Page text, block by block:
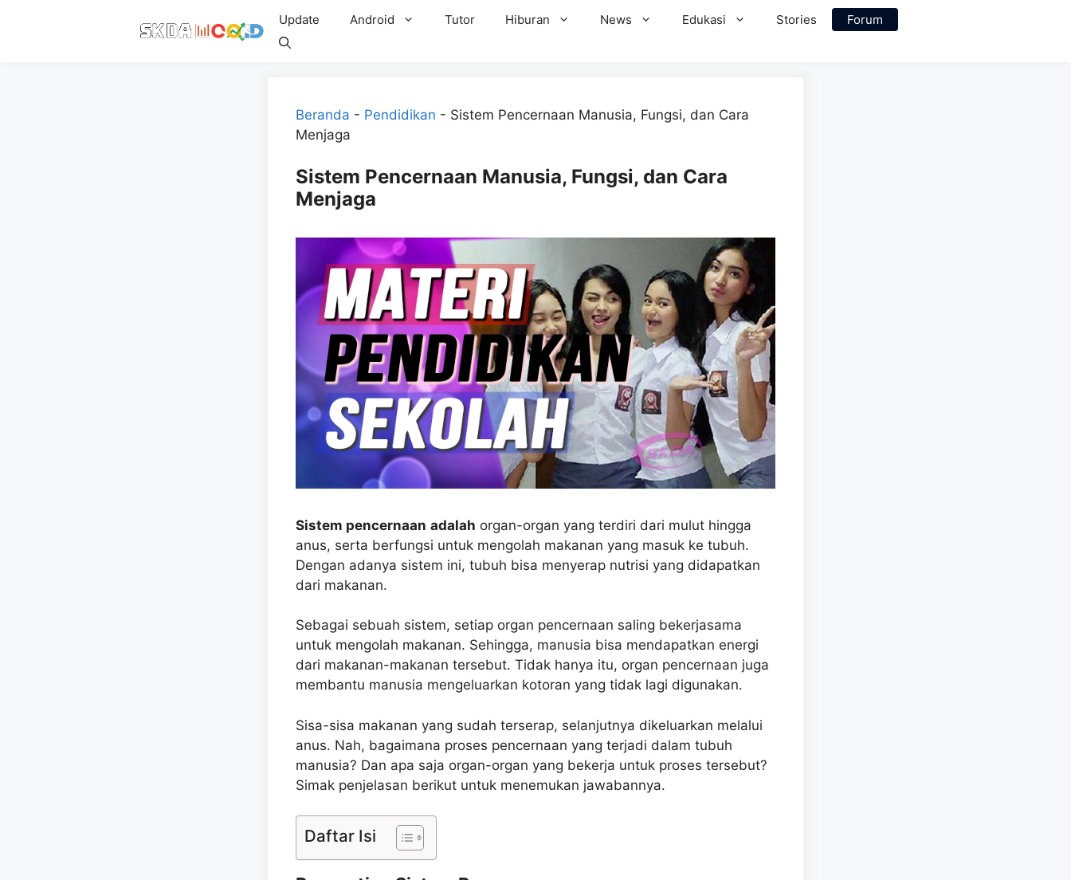
Update Android Tutor Hiburan News Edukasi Stories Forum
Beranda - Pendidikan - Sistem Pencernaan Manusia, Fungsi, dan Cara
Menjaga
Sistem Pencernaan Manusia, Fungsi, dan Cara
Menjaga
Sistem pencernaan adalah organ-organ yang terdiri dari mulut hingga
anus, serta berfungsi untuk mengolah makanan yang masuk ke tubuh.
Dengan adanya sistem ini, tubuh bisa menyerap nutrisi yang didapatkan
dari makanan.
Sebagai sebuah sistem, setiap organ pencernaan saling bekerjasama
untuk mengolah makanan. Sehingga, manusia bisa mendapatkan energi
dari makanan-makanan tersebut. Tidak hanya itu, organ pencernaan juga
membantu manusia mengeluarkan kotoran yang tidak lagi digunakan.
Sisa-sisa makanan yang sudah terserap, selanjutnya dikeluarkan melalui
anus. Nah, bagaimana proses pencernaan yang terjadi dalam tubuh
manusia? Dan apa saja organ-organ yang bekerja untuk proses tersebut?
Simak penjelasan berikut untuk menemukan jawabannya.
Daftar Isi